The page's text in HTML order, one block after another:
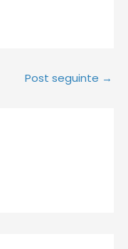
Post seguinte →